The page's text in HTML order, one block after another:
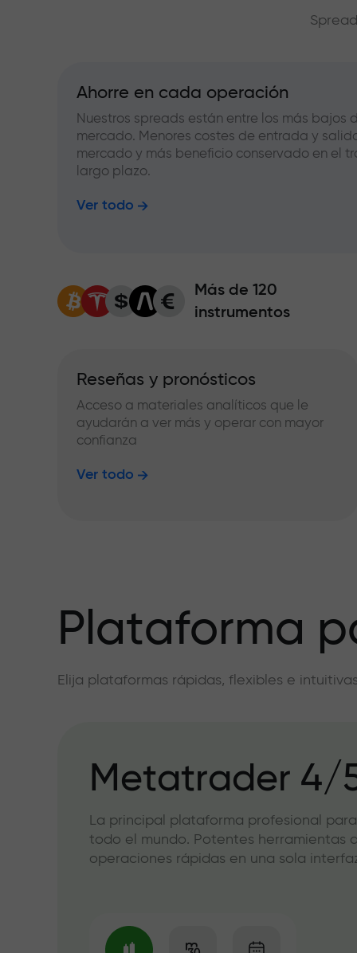
Ahorre en cada operación
Nuestros spreads están entre los más bajos
mercado. Menores costes de entrada y
mercado y más beneficio conservado en el
largo plazo.
Ver todo
Más de 120
instrumentos
Reseñas y pronósticos
Acceso a materiales analíticos que le
ayudarán a ver más y operar con mayor
confianza
Ver todo
Plataforma
Elija plataformas rápidas, flexibles e
Metatrader 4/
La principal plataforma profesional
todo el mundo. Potentes herramientas
operaciones rápidas en una sola